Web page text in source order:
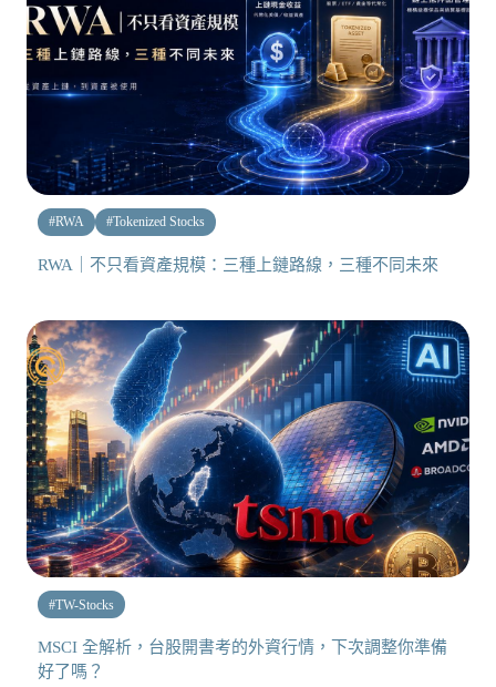
#RWA #Tokenized Stocks
RWA｜不只看資產規模：三種上鏈路線，三種不同未來
#TW-Stocks
MSCI 全解析，台股開書考的外資行情，下次調整你準備
好了嗎？